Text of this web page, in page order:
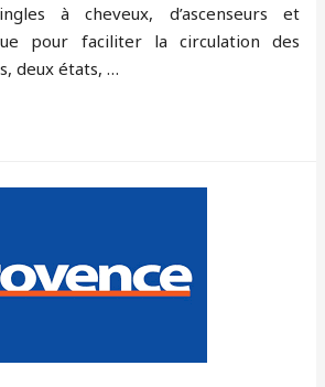
à cheveux, d’ascenseurs et
pour faciliter la circulation des
deux états, …